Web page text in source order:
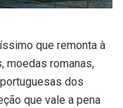
que remonta à
moedas romanas,
dos
que vale a pena